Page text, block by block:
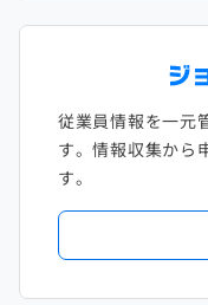
従業員情報を一元
す。情報収集から
す。